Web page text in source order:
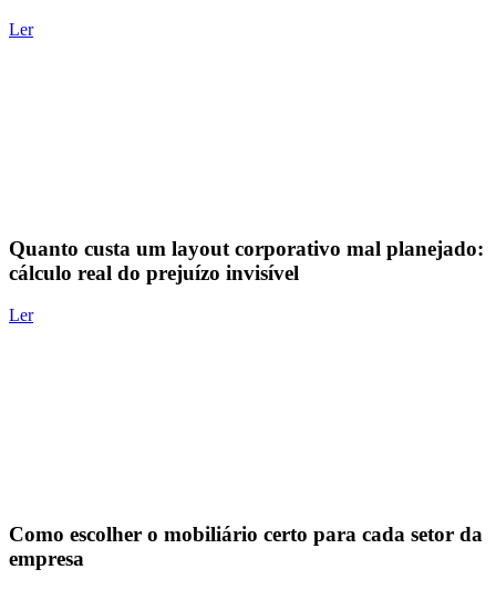
Ler
Quanto custa um layout corporativo mal planejado:
cálculo real do prejuízo invisível
Ler
Como escolher o mobiliário certo para cada setor da
empresa